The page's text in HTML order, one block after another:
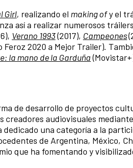
Girl, realizando el making ofy el
así a realizar numerosos
Verano 1993(2017), Campeones
Feroz 2020 a Mejor Trailer).
la mano de la Garduña
de desarrollo de proyectos
creadores audiovisuales
una categoría a la
de Argentina, México,
que ha fomentando y